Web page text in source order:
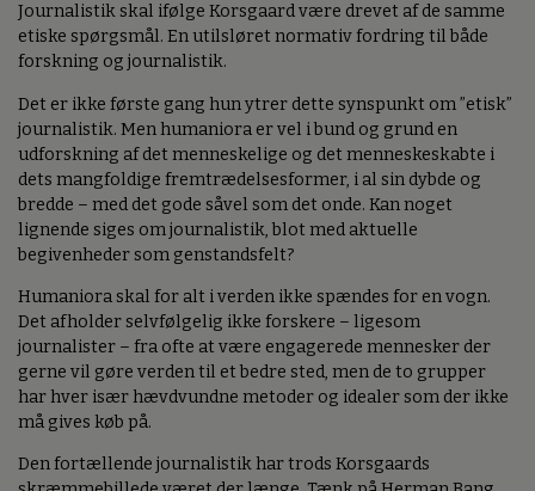
Journalistik skal ifølge Korsgaard være drevet af de samme
etiske spørgsmål. En utilsløret normativ fordring til både
forskning og journalistik.
Det er ikke første gang hun ytrer dette synspunkt om ”etisk”
journalistik. Men humaniora er vel i bund og grund en
udforskning af det menneskelige og det menneskeskabte i
dets mangfoldige fremtrædelsesformer, i al sin dybde og
bredde – med det gode såvel som det onde. Kan noget
lignende siges om journalistik, blot med aktuelle
begivenheder som genstandsfelt?
Humaniora skal for alt i verden ikke spændes for en vogn.
Det afholder selvfølgelig ikke forskere – ligesom
journalister – fra ofte at være engagerede mennesker der
gerne vil gøre verden til et bedre sted, men de to grupper
har hver især hævdvundne metoder og idealer som der ikke
må gives køb på.
Den fortællende journalistik har trods Korsgaards